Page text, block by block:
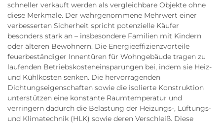
schneller verkauft werden als vergleichbare Objekte ohne
diese Merkmale. Der wahrgenommene Mehrwert einer
verbesserten Sicherheit spricht potenzielle Käufer
besonders stark an – insbesondere Familien mit Kindern
oder älteren Bewohnern. Die Energieeffizienzvorteile
feuerbeständiger Innentüren für Wohngebäude tragen zu
laufenden Betriebskosteneinsparungen bei, indem sie Heiz-
und Kühlkosten senken. Die hervorragenden
Dichtungseigenschaften sowie die isolierte Konstruktion
unterstützen eine konstante Raumtemperatur und
verringern dadurch die Belastung der Heizungs-, Lüftungs-
und Klimatechnik (HLK) sowie deren Verschleiß. Diese